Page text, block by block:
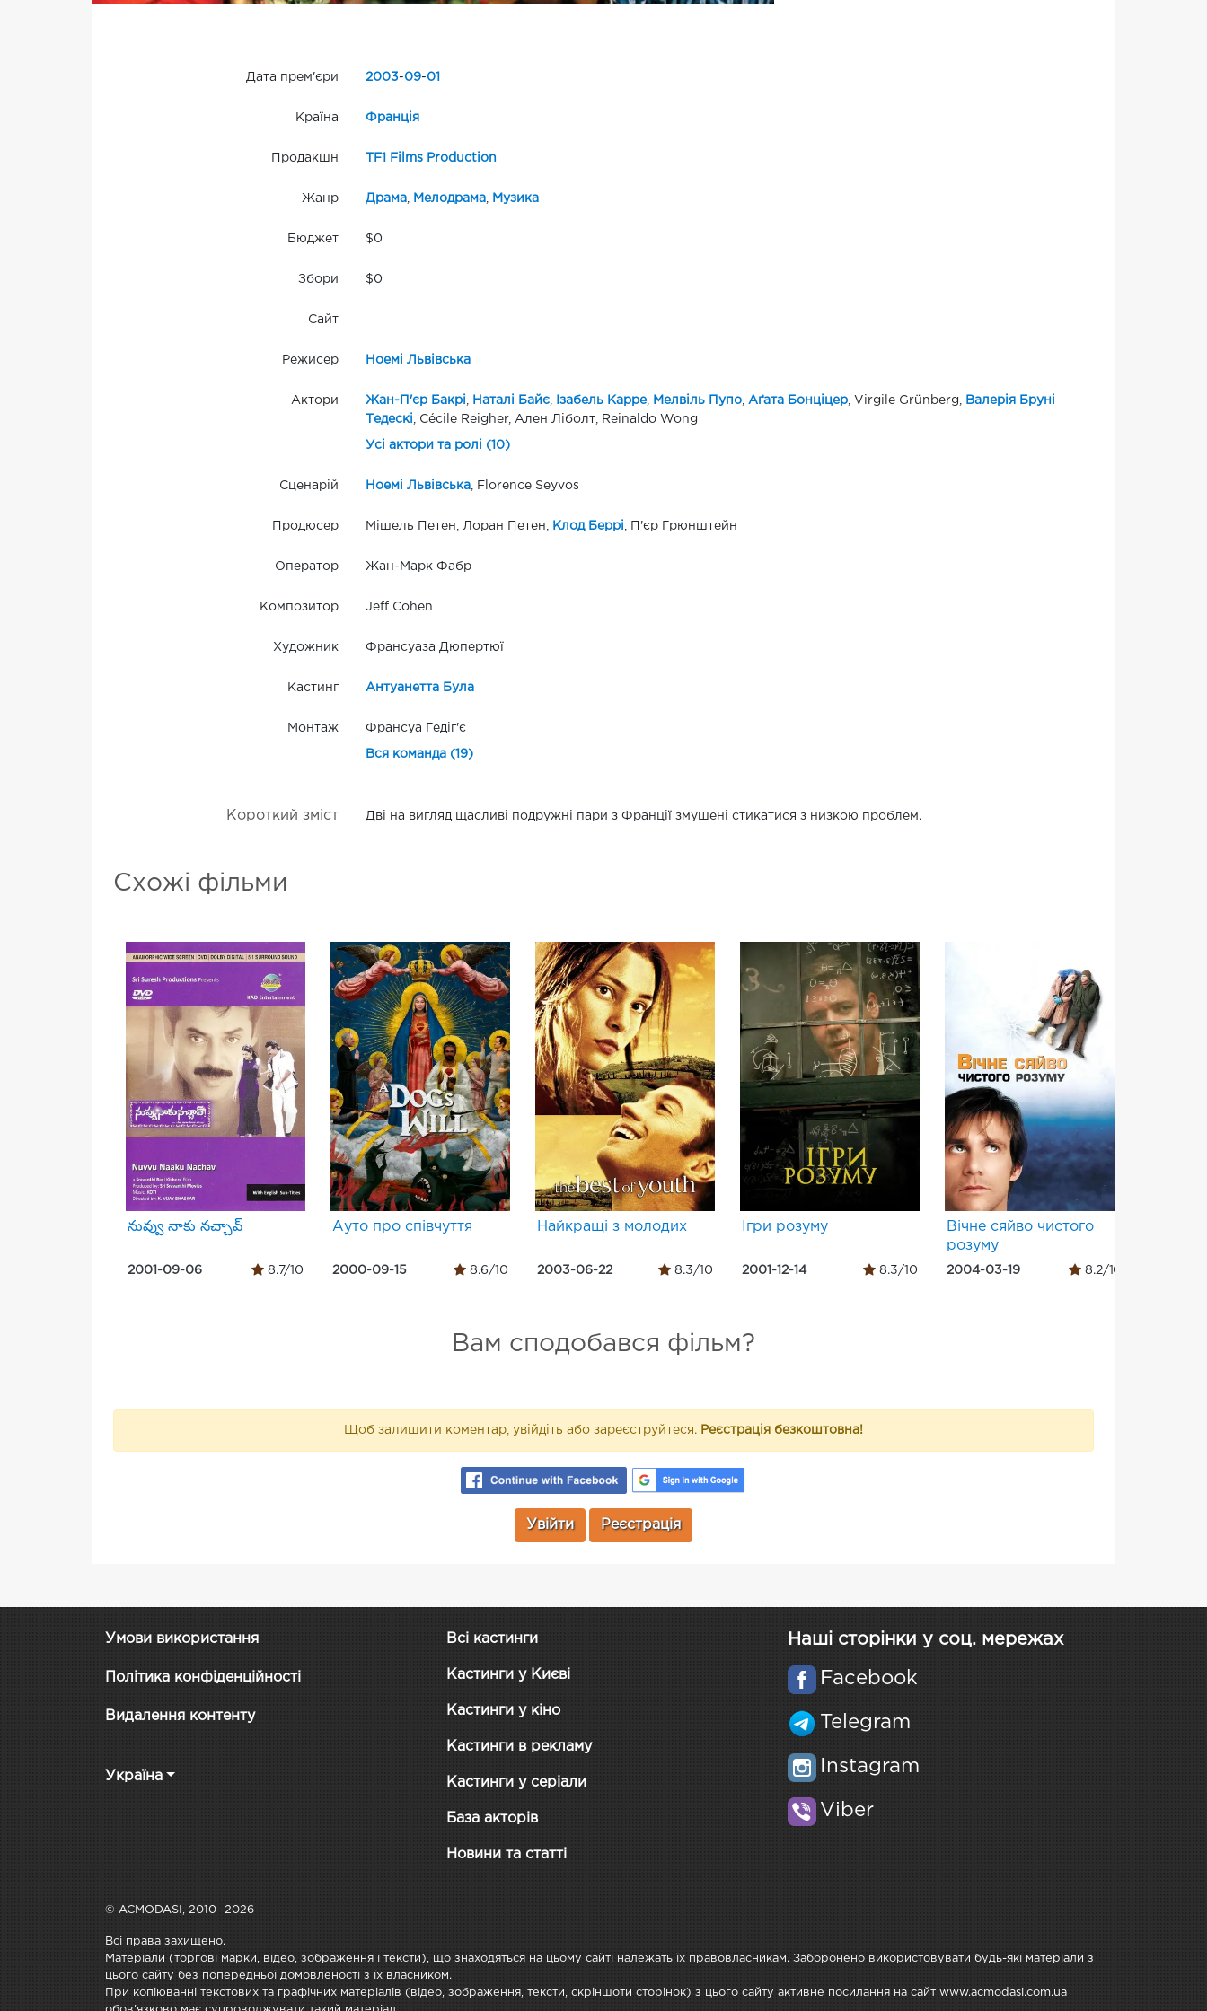
Дата прем'єри 2003-09-01
Країна Франція
Продакшн TF1 Films Production
Жанр Драма, Мелодрама, Музика
Бюджет $0
Збори $0
Сайт
Режисер Ноемі Львівська
Актори Жан-П'єр Бакрі Наталі Байє, Ізабель Карре, Мелвіль Пупо, Аґата Бонціцер, Virgile Grünberg,
Валерія Бруні
Тедескі , Cécile Reigher, Ален Ліболт, Reinaldo Wong
Усі актори та ролі (10)
Сценарій Ноемі Львівська, Florence Seyvos
Продюсер Мішель Петен, Лоран Петен, Клод Беррі , П'єр Грюнштейн
Оператор Жан-Марк Фабр
Композитор Jeff Cohen
Художник Франсуаза Дюпертюї
Кастинг Антуанетта Була
Монтаж Франсуа Гедіг'є
Вся команда (19)
Короткий зміст Дві на вигляд щасливі подружні пари з Франції змушені стикатися з низкою проблем.
Схожі фільми
నువ్వు నాకు నచ్చావ్
2001-09-06 8.7/10
Ауто про співчуття
2000-09-15 8.6/10
Найкращі з молодих
2003-06-22 8.3/10
Ігри розуму
2001-12-14 8.3/10
Вічне сяйво чистого
розуму
2004-03-19 8.2/10
Вам сподобався фільм?
Щоб залишити коментар, увійдіть або зареєструйтеся. Реєстрація безкоштовна!
Увійти Реєстрація
Умови використання
Політика конфіденційності
Видалення контенту
Україна
Всі кастинги
Кастинги у Києві
Кастинги у кіно
Кастинги в рекламу
Кастинги у серіали
База акторів
Новини та статті
Наші сторінки у соц. мережах
Facebook
Telegram
Instagram
Viber
© ACMODASI, 2010 -2026
Всі права захищено.
Матеріали (торгові марки, відео, зображення і тексти), що знаходяться на цьому сайті належать їх правовласникам. Заборонено використовувати будь-які матеріали з
цього сайту без попередньої домовленості з їх власником.
При копіюванні текстових та графічних матеріалів (відео, зображення, тексти, скріншоти сторінок) з цього сайту активне посилання на сайт www.acmodasi.com.ua